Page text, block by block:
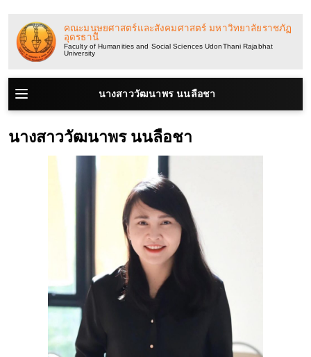
ไป
ยัง
เนื้อหา
คณะมนุษยศาสตร์และสังคมศาสตร์ มหาวิทยาลัยราชภัฏ
อุดรธานี
Faculty of Humanities and Social Sciences UdonThani Rajabhat
University
นางสาววัฒนาพร นนลือชา
นางสาววัฒนาพร นนลือชา